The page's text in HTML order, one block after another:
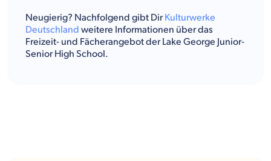
Neugierig? Nachfolgend gibt DirKulturwerke
Deutschland weitere Informationen über das
Freizeit- und Fächerangebot der Lake George Junior-
Senior High School.